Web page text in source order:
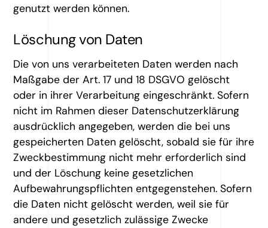
genutzt werden können.
Löschung von Daten
Die von uns verarbeiteten Daten werden nach
Maßgabe der Art. 17 und 18 DSGVO gelöscht
oder in ihrer Verarbeitung eingeschränkt. Sofern
nicht im Rahmen dieser Datenschutzerklärung
ausdrücklich angegeben, werden die bei uns
gespeicherten Daten gelöscht, sobald sie für ihre
Zweckbestimmung nicht mehr erforderlich sind
und der Löschung keine gesetzlichen
Aufbewahrungspflichten entgegenstehen. Sofern
die Daten nicht gelöscht werden, weil sie für
andere und gesetzlich zulässige Zwecke